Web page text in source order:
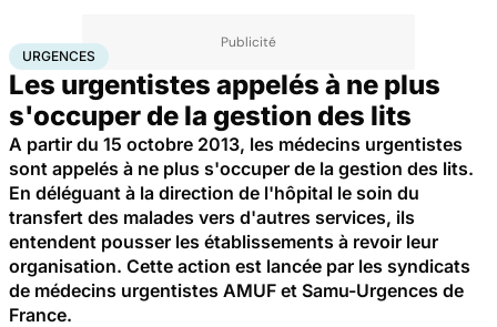
AccueilSanté Urgences
URGENCES
Les urgentistes appelés à ne plus
s'occuper de la gestion des lits
A partir du 15 octobre 2013, les médecins urgentistes
sont appelés à ne plus s'occuper de la gestion des lits.
En déléguant à la direction de l'hôpital le soin du
transfert des malades vers d'autres services, ils
entendent pousser les établissements à revoir leur
organisation. Cette action est lancée par les syndicats
de médecins urgentistes AMUF et Samu-Urgences de
France.